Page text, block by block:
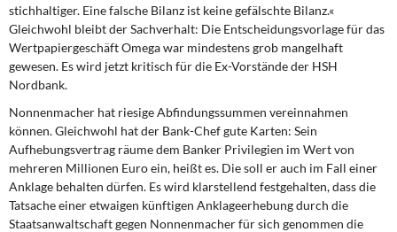
stichhaltiger. Eine falsche Bilanz ist keine gefälschte Bilanz.«
Gleichwohl bleibt der Sachverhalt: Die Entscheidungsvorlage für das
Wertpapiergeschäft Omega war mindestens grob mangelhaft
gewesen. Es wird jetzt kritisch für die Ex-Vorstände der HSH
Nordbank.
Nonnenmacher hat riesige Abfindungssummen vereinnahmen
können. Gleichwohl hat der Bank-Chef gute Karten: Sein
Aufhebungsvertrag räume dem Banker Privilegien im Wert von
mehreren Millionen Euro ein, heißt es. Die soll er auch im Fall einer
Anklage behalten dürfen. Es wird klarstellend festgehalten, dass die
Tatsache einer etwaigen künftigen Anklageerhebung durch die
Staatsanwaltschaft gegen Nonnenmacher für sich genommen die